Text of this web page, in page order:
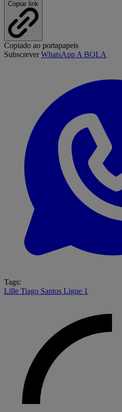
Copiar link
Copiado ao portapapeis
SubscreverWhatsApp A BOLA
Tags:
Lille Tiago Santos Ligue 1